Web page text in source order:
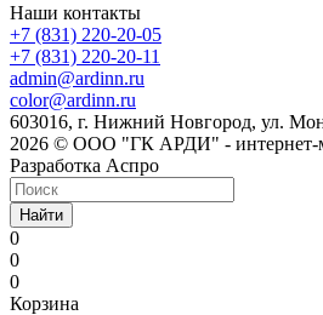
Наши контакты
+7 (831) 220-20-05
+7 (831) 220-20-11
admin@ardinn.ru
color@ardinn.ru
603016, г. Нижний Новгород, ул.
2026 © ООО "ГК АРДИ" - интернет-
Разработка Аспро
Найти
0
0
0
Корзина